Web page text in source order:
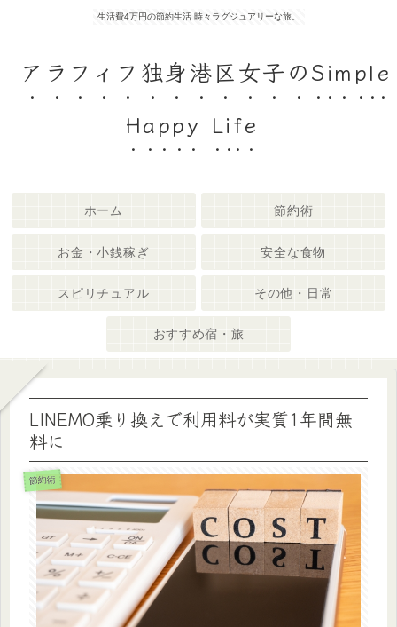
生活費4万円の節約生活 時々ラグジュアリーな旅。
アラフィフ独身港区女子のSimple
Happy Life
ホーム 節約術
お金・小銭稼ぎ 安全な食物
スピリチュアル その他・日常
おすすめ宿・旅
LINEMO乗り換えで利用料が実質1年間無
料に
節約術